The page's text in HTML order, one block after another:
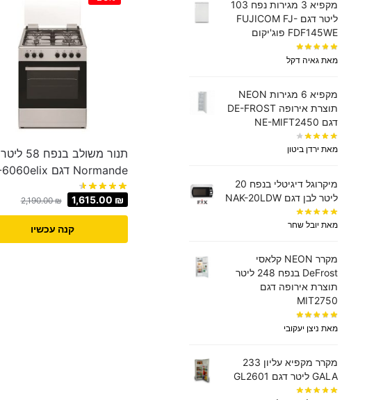
תנור משולב בנפח 58 ליטר
Normande דגם NR-6060elix
2,190.00₪ 1,615.00 ₪
קנה עכשיו
מקפיא 3 מגירות נפח 103
ליטר דגם FUJICOM FJ-
FDF145WE פוג'יקום
מאת גאיה דקל
מקפיא 6 מגירות NEON
תוצרת אירופה DE-FROST
דגם NE-MIFT2450
מאת ירדן ביטון
מיקרוגל דיגיטלי בנפח 20
ליטר לבן דגם NAK-20LDW
מאת יובל שחר
מקרר NEON קלאסי
DeFrost בנפח 248 ליטר
תוצרת אירופה דגם
MIT2750
מאת ניצן יעקובי
מקרר מקפיא עליון 233
GALA ליטר דגם GL2601